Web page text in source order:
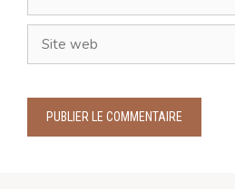
mail
Site
web